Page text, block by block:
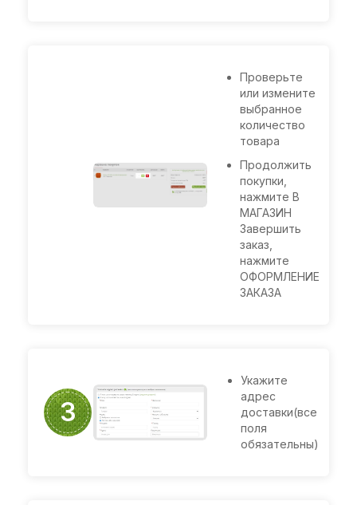
Проверьте
или измените
выбранное
количество
товара
Продолжить
покупки,
нажмите В
МАГАЗИН
Завершить
заказ,
нажмите
ОФОРМЛЕНИЕ
ЗАКАЗА
3
Оформление
заказа
Укажите
адрес
доставки(все
поля
обязательны)